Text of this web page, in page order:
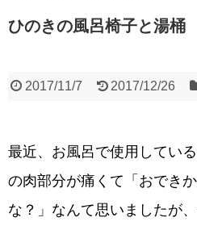
ひのきの風呂椅子と湯桶
2017/11/7 2017/12/26
最近、お風呂で使用してい
の肉部分が痛くて「おでき
な？」なんて思いましたが